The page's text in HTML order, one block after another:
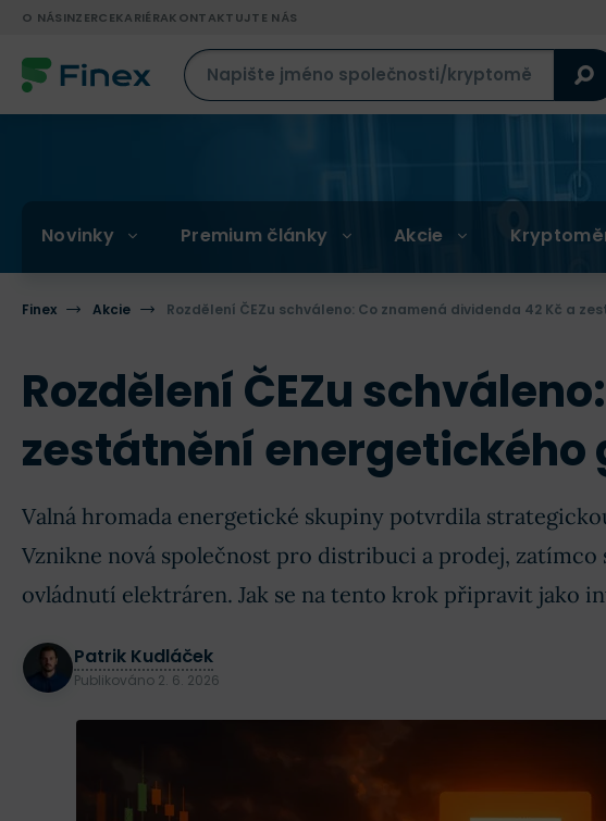
O NÁSINZERCEKARIÉRAKONTAKTUJTE NÁS
Novinky Premium články Akcie
Finex Akcie Rozdělení ČEZu schváleno: Co znamená dividenda 42 Kč a
Rozdělení ČEZu
zestátnění
Valná hromada energetické skupiny potvrdila
Vznikne nová společnost pro distribuci a prodej, zatímco
ovládnutí elektráren. Jak se na tento krok připravit jako
Patrik Kudláček
Publikováno 2. 6. 2026